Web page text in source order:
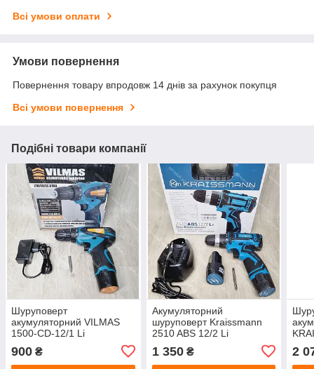
Всі умови оплати
Умови повернення
Повернення товару впродовж 14 днів за рахунок покупця
Всі умови повернення
Подібні товари компанії
Шуруповерт
акумуляторний VILMAS
1500-CD-12/1 Li
900 ₴
Акумуляторний
шуруповерт Kraissmann
2510 ABS 12/2 Li
1 350₴ 2